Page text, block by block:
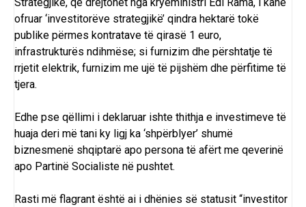
ofruar ‘investitorëve strategjikë’ qindra hektarë tokë
publike përmes kontratave të qirasë 1 euro,
infrastrukturës ndihmëse; si furnizim dhe përshtatje të
rrjetit elektrik, furnizim me ujë të pijshëm dhe përfitime të
tjera.
Edhe pse qëllimi i deklaruar ishte thithja e investimeve të
huaja deri më tani ky ligj ka ‘shpërblyer’ shumë
biznesmenë shqiptarë apo persona të afërt me qeverinë
apo Partinë Socialiste në pushtet.
Rasti më flagrant është ai i dhënies së statusit “investitor